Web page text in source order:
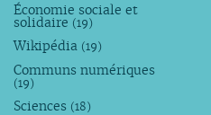
Économie sociale et
solidaire (19)
Wikipédia (19)
Communs numériques
(19)
Sciences (18)